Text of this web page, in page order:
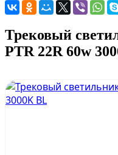
Трековый
PTR 22R 60w